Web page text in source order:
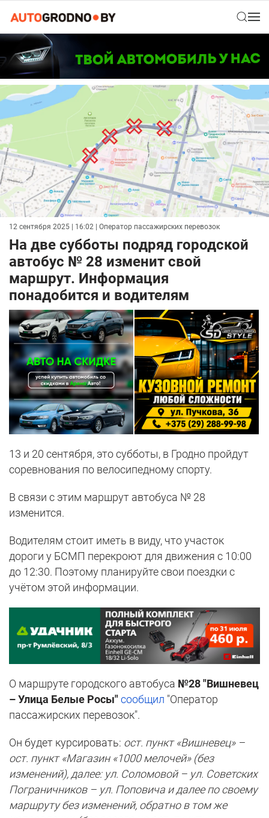
12 сентября 2025 | 16:02 | Оператор пассажирских перевозок
На две субботы подряд городской
автобус № 28 изменит свой
маршрут. Информация
понадобится и водителям
13 и 20 сентября, это субботы, в Гродно пройдут
соревнования по велосипедному спорту.
В связи с этим маршрут автобуса № 28
изменится.
Водителям стоит иметь в виду, что участок
дороги у БСМП перекроют для движения с 10:00
до 12:30. Поэтому планируйте свои поездки с
учётом этой информации.
О маршруте городского автобуса №28 "Вишневец
– Улица Белые Росы"сообщил "Оператор
пассажирских перевозок".
Он будет курсировать: ост. пункт «Вишневец» –
ост. пункт «Магазин «1000 мелочей» (без
изменений), далее: ул. Соломовой – ул. Советских
Пограничников – ул. Поповича и далее по своему
маршруту без изменений, обратно в том же